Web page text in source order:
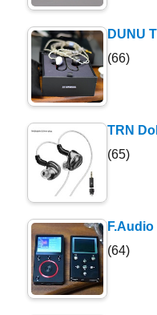
DUNU
(66)
TRN
(65)
F.Audio
(64)